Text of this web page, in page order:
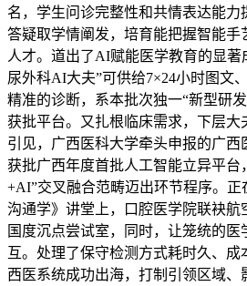
名，学生问诊完整性和共情表达能力
答疑取学情阐发，培育能把握智能手
人才。道出了AI赋能医学教育的显著
尿外科AI大夫”可供给7×24小时图文
精准的诊断，系本批次独一“新型研
获批平台。又扎根临床需求，下层大
引见，广西医科大学牵头申报的广西
获批广西年度首批人工智能立异平台
+AI”交叉融合范畴迈出环节程序。正
沟通学》讲堂上，口腔医学院联袂航
国度沉点尝试室，同时，让笼统的
互。处理了保守检测方式耗时久、成
西医系统成功出海，打制引领区域